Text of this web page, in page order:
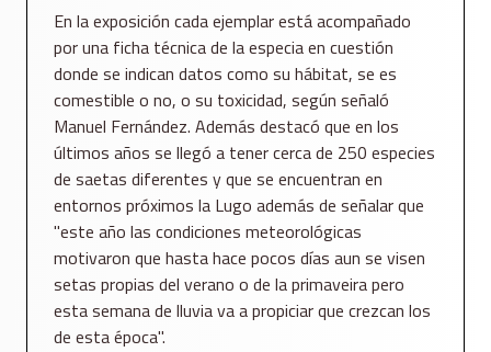
En la exposición cada ejemplar está acompañado
por una ficha técnica de la especia en cuestión
donde se indican datos como su hábitat, se es
comestible o no, o su toxicidad, según señaló
Manuel Fernández. Además destacó que en los
últimos años se llegó a tener cerca de 250 especies
de saetas diferentes y que se encuentran en
entornos próximos la Lugo además de señalar que
"este año las condiciones meteorológicas
motivaron que hasta hace pocos días aun se visen
setas propias del verano o de la primaveira pero
esta semana de lluvia va a propiciar que crezcan los
de esta época".